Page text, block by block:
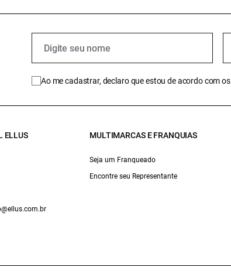
Ao me cadastrar, declaro que estou de acordo com os
ELLUS MULTIMARCAS E FRANQUIAS
Seja um Franqueado
Encontre seu Representante